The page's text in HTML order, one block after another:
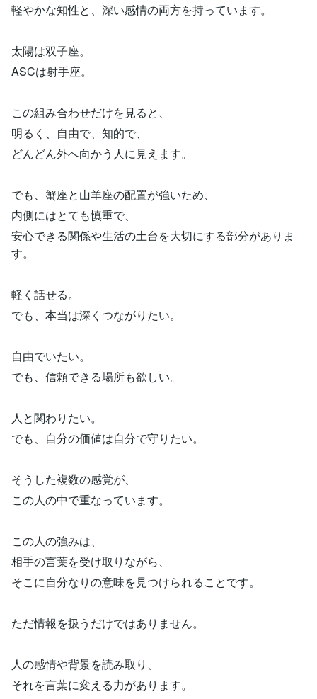
軽やかな知性と、深い感情の両方を持っています。
太陽は双子座。
ASCは射手座。
この組み合わせだけを見ると、
明るく、自由で、知的で、
どんどん外へ向かう人に見えます。
でも、蟹座と山羊座の配置が強いため、
内側にはとても慎重で、
安心できる関係や生活の土台を大切にする部分がありま
す。
軽く話せる。
でも、本当は深くつながりたい。
自由でいたい。
でも、信頼できる場所も欲しい。
人と関わりたい。
でも、自分の価値は自分で守りたい。
そうした複数の感覚が、
この人の中で重なっています。
この人の強みは、
相手の言葉を受け取りながら、
そこに自分なりの意味を見つけられることです。
ただ情報を扱うだけではありません。
人の感情や背景を読み取り、
それを言葉に変える力があります。